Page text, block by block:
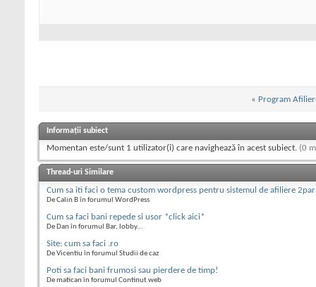
« Program
Informații subiect
Momentan este/sunt 1 utilizator(i) care navighează în acest subiect. (0
Thread-uri Similare
Cum sa iti faci o tema custom wordpress pentru sistemul de afiliere
De Calin B în forumul WordPress
Cum sa faci bani repede si usor *click aici*
De Dan în forumul Bar, lobby...
Site: cum sa faci .ro
De Vicentiu în forumul Studii de caz
Poti sa faci bani frumosi sau pierdere de timp!
De matican în forumul Continut web